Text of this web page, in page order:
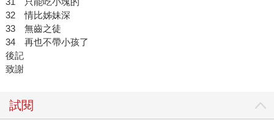
32 情比姊妹深
33 無齒之徒
34 再也不帶小孩了
後記
致謝
試閱